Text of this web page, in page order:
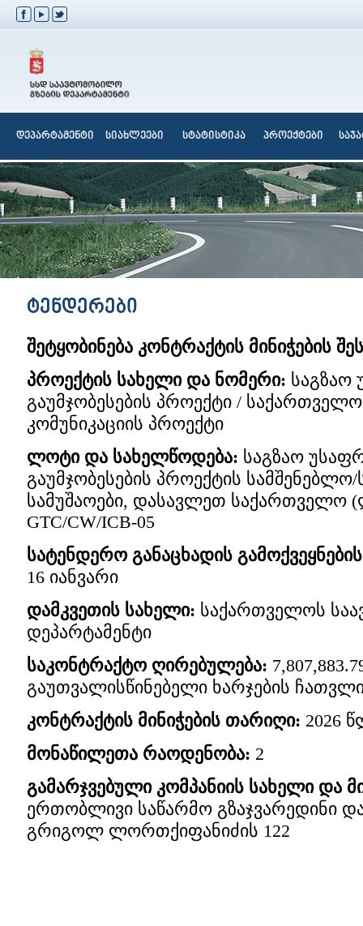
დეპარტამენტი სიახლეები სტატისტიკა პროექტები
ტენდერები
შეტყობინება კონტრაქტის მინიჭების
პროექტის სახელი და ნომერი: საგზაო
გაუმჯობესების პროექტი /
კომუნიკაციის პროექტი
ლოტი და სახელწოდება: საგზაო
გაუმჯობესების პროექტის
სამუშაოები, დასავლეთ საქართველო
GTC/CW/ICB-05
სატენდერო განაცხადის
16 იანვარი
დამკვეთის სახელი: საქართველოს
დეპარტამენტი
საკონტრაქტო ღირებულება:
გაუთვალისწინებელი ხარჯების
კონტრაქტის მინიჭების თარიღი: 2026
მონაწილეთა რაოდენობა: 2
გამარჯვებული კომპანიის სახელი და
ერთობლივი საწარმო გზაჯვარედინი
გრიგოლ ლორთქიფანიძის 122